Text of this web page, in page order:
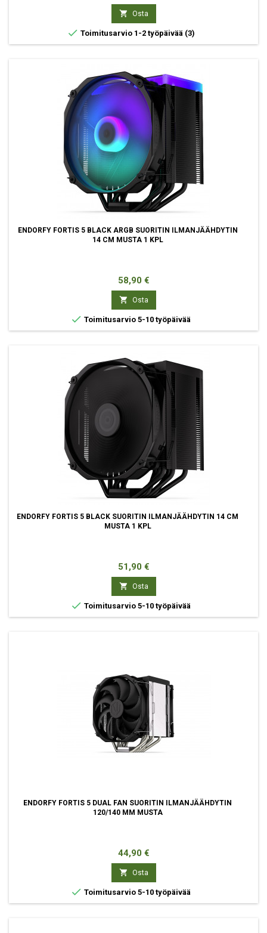
hinta
 Osta
 Toimitusarvio 1-2 työpäivää (3)
ENDORFY FORTIS 5 BLACK ARGB SUORITIN ILMANJÄÄHDYTIN
14 CM MUSTA 1 KPL
Hinta
58,90 €
 Osta
 Toimitusarvio 5-10 työpäivää
ENDORFY FORTIS 5 BLACK SUORITIN ILMANJÄÄHDYTIN 14 CM
MUSTA 1 KPL
Hinta
51,90 €
 Osta
 Toimitusarvio 5-10 työpäivää
ENDORFY FORTIS 5 DUAL FAN SUORITIN ILMANJÄÄHDYTIN
120/140 MM MUSTA
Hinta
44,90 €
 Osta
 Toimitusarvio 5-10 työpäivää